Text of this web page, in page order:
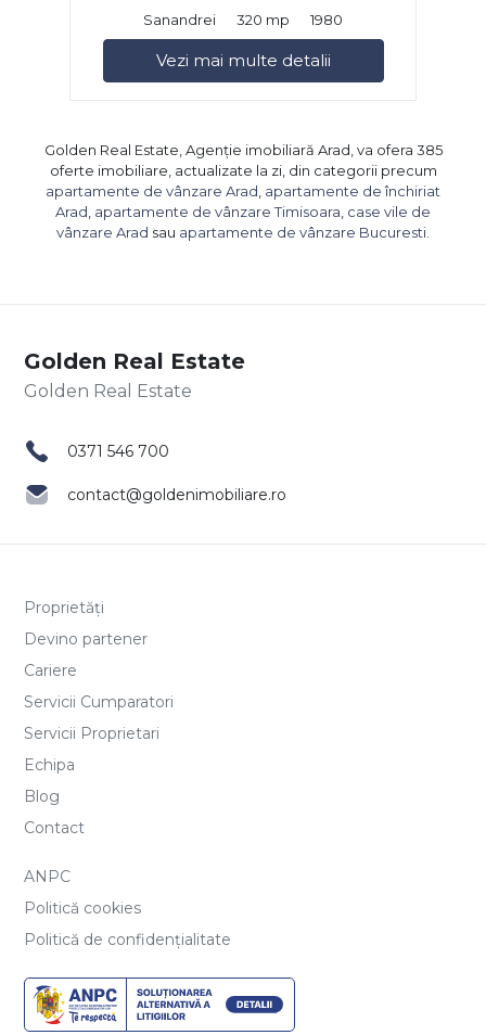
Sanandrei 320 mp 1980
Vezi mai multe detalii
Golden Real Estate, Agenție imobiliară Arad, va ofera 385
oferte imobiliare, actualizate la zi, din categorii precum
apartamente de vânzare Arad apartamente de închiriat
Arad apartamente de vânzare Timisoara case vile de
vânzare Arad sau apartamente de vânzare Bucuresti
Golden Real Estate
0371 546 700
contact@goldenimobiliare.ro
Proprietăți
Devino partener
Cariere
Servicii Cumparatori
Servicii Proprietari
Echipa
Blog
Contact
ANPC
Politică cookies
Politică de confidențialitate